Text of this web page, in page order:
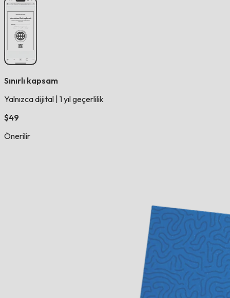
Sınırlı kapsam
Yalnızca dijital 1 yıl geçerlilik
$49
Önerilir